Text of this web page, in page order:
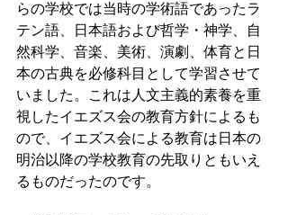
らの学校では当時の学術語であったラ
テン語、日本語および哲学・神学、自
然科学、音楽、美術、演劇、体育と日
本の古典を必修科目として学習させて
いました。これは人文主義的素養を重
視したイエズス会の教育方針によるも
ので、イエズス会による教育は日本の
明治以降の学校教育の先取りともいえ
るものだったのです。